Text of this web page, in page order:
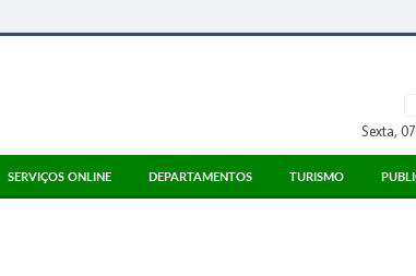
Sexta,
SERVIÇOS ONLINE DEPARTAMENTOS TURISMO